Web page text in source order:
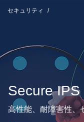
セキュリティ
Secure
高性能、耐障害性、